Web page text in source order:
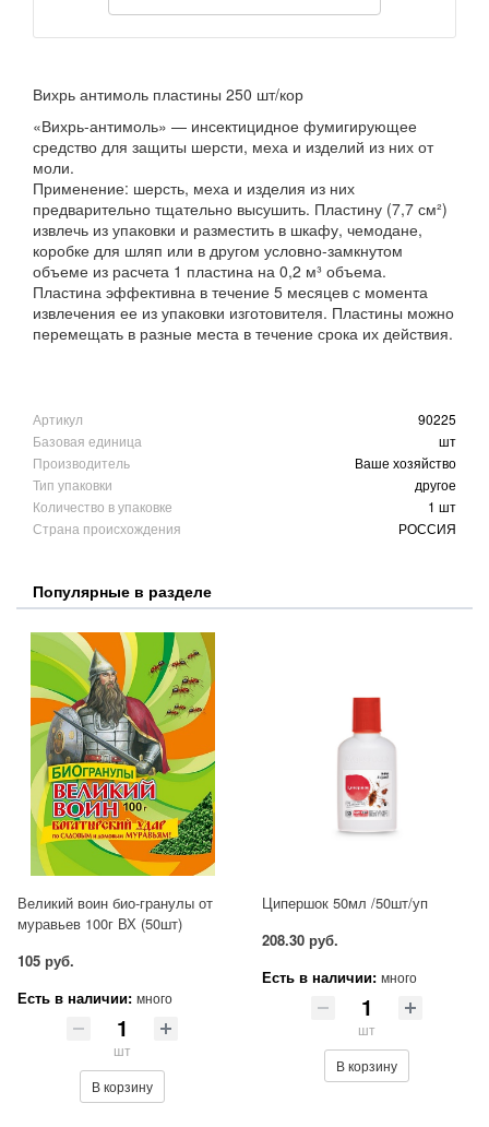
Вихрь антимоль пластины 250 шт/кор
«Вихрь-антимоль» — инсектицидное фумигирующее
средство для защиты шерсти, меха и изделий из них от
моли.
Применение: шерсть, меха и изделия из них
предварительно тщательно высушить. Пластину (7,7 см²)
извлечь из упаковки и разместить в шкафу, чемодане,
коробке для шляп или в другом условно-замкнутом
объеме из расчета 1 пластина на 0,2 м³ объема.
Пластина эффективна в течение 5 месяцев с момента
извлечения ее из упаковки изготовителя. Пластины можно
перемещать в разные места в течение срока их действия.
Артикул
90225
Базовая единица
шт
Производитель
Ваше хозяйство
Тип упаковки
другое
Количество в упаковке
1 шт
Страна происхождения
РОССИЯ
Популярные в разделе
Великий воин био-гранулы от
муравьев 100г ВХ (50шт)
105 руб.
Есть в наличии: много
шт
В корзину
Ципершок 50мл /50шт/уп
208.30 руб.
Есть в наличии: много
шт
В корзину